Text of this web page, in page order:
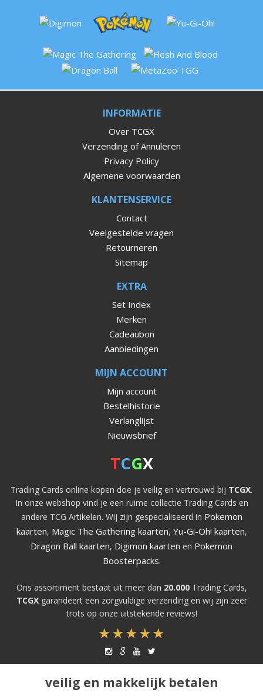
INFORMATIE
Over TCGX
Verzending of Annuleren
Privacy Policy
Algemene voorwaarden
KLANTENSERVICE
Contact
Veelgestelde vragen
Retourneren
Sitemap
EXTRA
Set Index
Merken
Cadeaubon
Aanbiedingen
MIJN ACCOUNT
Mijn account
Bestelhistorie
Verlanglijst
Nieuwsbrief
TCGX
Trading Cards online kopen doe je veilig en vertrouwd bij TCGX.
In onze webshop vind je een ruime collectie Trading Cards en
andere TCG Artikelen. Wij zijn gespecialiseerd in Pokemon
kaarten, Magic The Gathering kaarten, Yu-Gi-Oh! kaarten,
Dragon Ball kaarten, Digimon kaarten en Pokemon
Boosterpacks.
Ons assortiment bestaat uit meer dan 20.000Trading Cards,
TCGXgarandeert een zorgvuldige verzending en wij zijn zeer
trots op onze uitstekende reviews!
veilig en makkelijk betalen